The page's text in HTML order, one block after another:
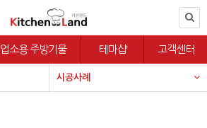
업소용 주방기물 테마샵 고객센터
시공사례